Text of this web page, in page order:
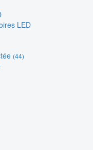
LED
(44)